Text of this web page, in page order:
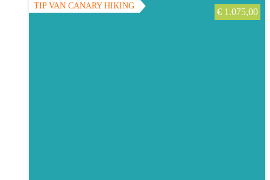
TIP VAN CANARY HIKING
€ 1.075,00